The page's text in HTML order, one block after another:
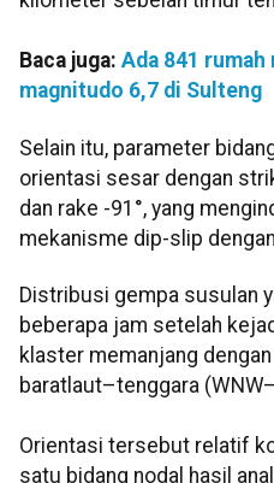
Baca juga: Ada 841 rumah
magnitudo 6,7 di Sulteng
Selain itu, parameter
orientasi sesar dengan
dan rake -91°, yang
mekanisme dip-slip
Distribusi gempa susulan
beberapa jam setelah
klaster memanjang
baratlaut–tenggara
Orientasi tersebut relatif
satu bidang nodal hasil